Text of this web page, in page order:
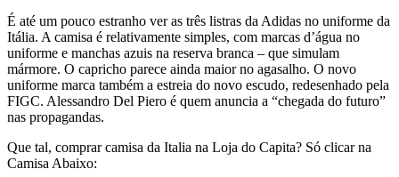
É até um pouco estranho ver as três listras da Adidas no uniforme da
Itália. A camisa é relativamente simples, com marcas d’água no
uniforme e manchas azuis na reserva branca – que simulam
mármore. O capricho parece ainda maior no agasalho. O novo
uniforme marca também a estreia do novo escudo, redesenhado pela
FIGC. Alessandro Del Piero é quem anuncia a “chegada do futuro”
nas propagandas.
Que tal, comprar camisa da Italia na Loja do Capita? Só clicar na
Camisa Abaixo: